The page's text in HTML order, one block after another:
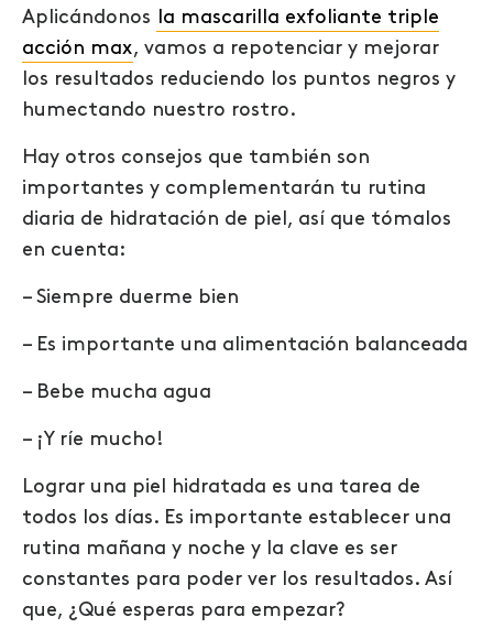
Aplicándonos la mascarilla exfoliante triple
acción max, vamos a repotenciar y mejorar
los resultados reduciendo los puntos negros y
humectando nuestro rostro.
Hay otros consejos que también son
importantes y complementarán tu rutina
diaria de hidratación de piel, así que tómalos
en cuenta:
– Siempre duerme bien
– Es importante una alimentación balanceada
– Bebe mucha agua
– ¡Y ríe mucho!
Lograr una piel hidratada es una tarea de
todos los días. Es importante establecer una
rutina mañana y noche y la clave es ser
constantes para poder ver los resultados. Así
que, ¿Qué esperas para empezar?